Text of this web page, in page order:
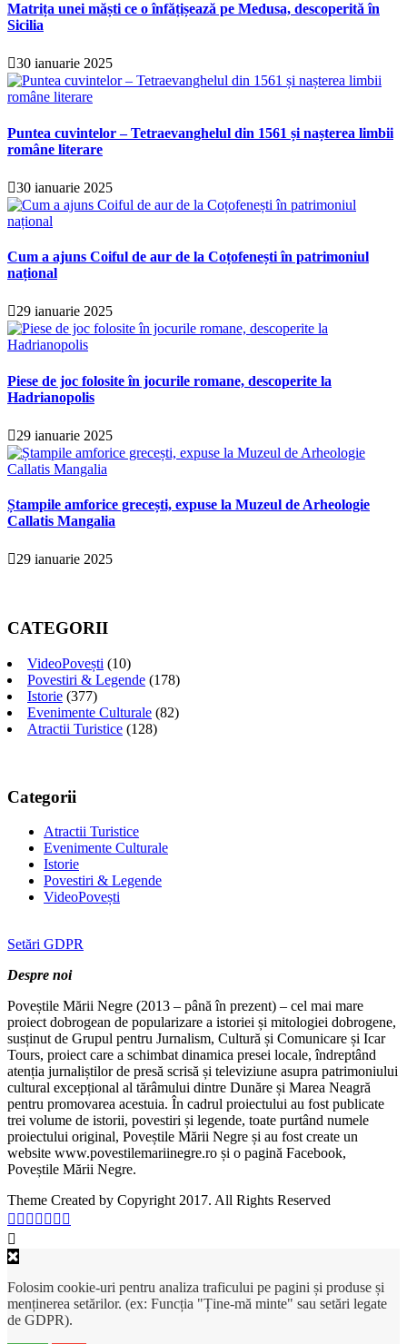
Matrița unei măști ce o înfățișează pe Medusa, descoperită în
Sicilia
30 ianuarie 2025
Puntea cuvintelor – Tetraevanghelul din 1561 și nașterea limbii
române literare
30 ianuarie 2025
Cum a ajuns Coiful de aur de la Coțofenești în patrimoniul
național
29 ianuarie 2025
Piese de joc folosite în jocurile romane, descoperite la
Hadrianopolis
29 ianuarie 2025
Ștampile amforice grecești, expuse la Muzeul de Arheologie
Callatis Mangalia
29 ianuarie 2025
CATEGORII
VideoPovești (10)
Povestiri & Legende (178)
Istorie (377)
Evenimente Culturale (82)
Atractii Turistice (128)
Categorii
Atractii Turistice
Evenimente Culturale
Istorie
Povestiri & Legende
VideoPovești
Setări GDPR
Despre noi
Poveștile Mării Negre (2013 – până în prezent) – cel mai mare
proiect dobrogean de popularizare a istoriei și mitologiei dobrogene,
susținut de Grupul pentru Jurnalism, Cultură și Comunicare și Icar
Tours, proiect care a schimbat dinamica presei locale, îndreptând
atenția jurnaliștilor de presă scrisă și televiziune asupra patrimoniului
cultural excepțional al tărâmului dintre Dunăre și Marea Neagră
pentru promovarea acestuia. În cadrul proiectului au fost publicate
trei volume de istorii, povestiri și legende, toate purtând numele
proiectului original, Poveștile Mării Negre și au fost create un
website www.povestilemariinegre.ro și o pagină Facebook,
Poveștile Mării Negre.
Theme Created by Copyright 2017. All Rights Reserved
Folosim cookie-uri pentru analiza traficului pe pagini și produse și
menținerea setărilor. (ex: Funcția "Ține-mă minte" sau setări legate
de GDPR).